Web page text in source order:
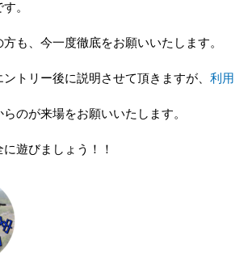
。
も、今一度徹底をお願いいたします。
トリー後に説明させて頂きますが、利用
のが来場をお願いいたします。
遊びましょう！！